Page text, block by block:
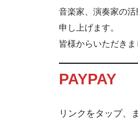
音楽家、演奏家の
申し上げます。
皆様からいただき
PAYPAY
リンクをタップ、